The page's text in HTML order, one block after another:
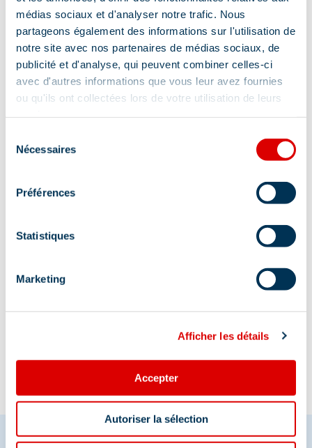
médias sociaux et d'analyser notre trafic. Nous
partageons également des informations sur l'utilisation de
notre site avec nos partenaires de médias sociaux, de
publicité et d'analyse, qui peuvent combiner celles-ci
avec d'autres informations que vous leur avez fournies
ou qu'ils ont collectées lors de votre utilisation de leurs
Nécessaires
Préférences
Statistiques
Marketing
Afficher les détails
Accepter
Autoriser la sélection
Maison du tourisme, 27 Place Maurice Front - BP
Information mise à jour le